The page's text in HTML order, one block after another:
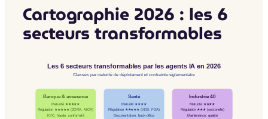
Cartographie 2026 : les 6
secteurs transformables
Les 6 secteurs transformables par les agents IA en 2026
Classés par maturité de déploiement et contrainte réglementaire
Banque & assurance
Maturité ★★★★★
Régulation ★★★★★ (DORA, MiCA)
KYC, fraude, conformité
Santé
Maturité ★★★★
Régulation ★★★★★ (HDS, FDA)
Documentation, back-office
Industrie 4.0
Maturité ★★★★
Régulation ★★★ (sectorielle)
Maintenance, qualité